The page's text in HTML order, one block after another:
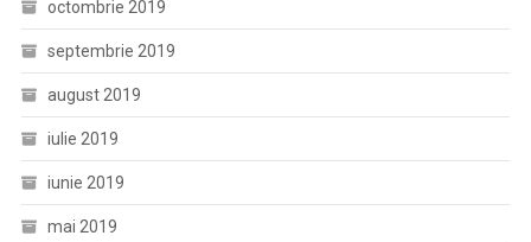
octombrie 2019
septembrie 2019
august 2019
iulie 2019
iunie 2019
mai 2019